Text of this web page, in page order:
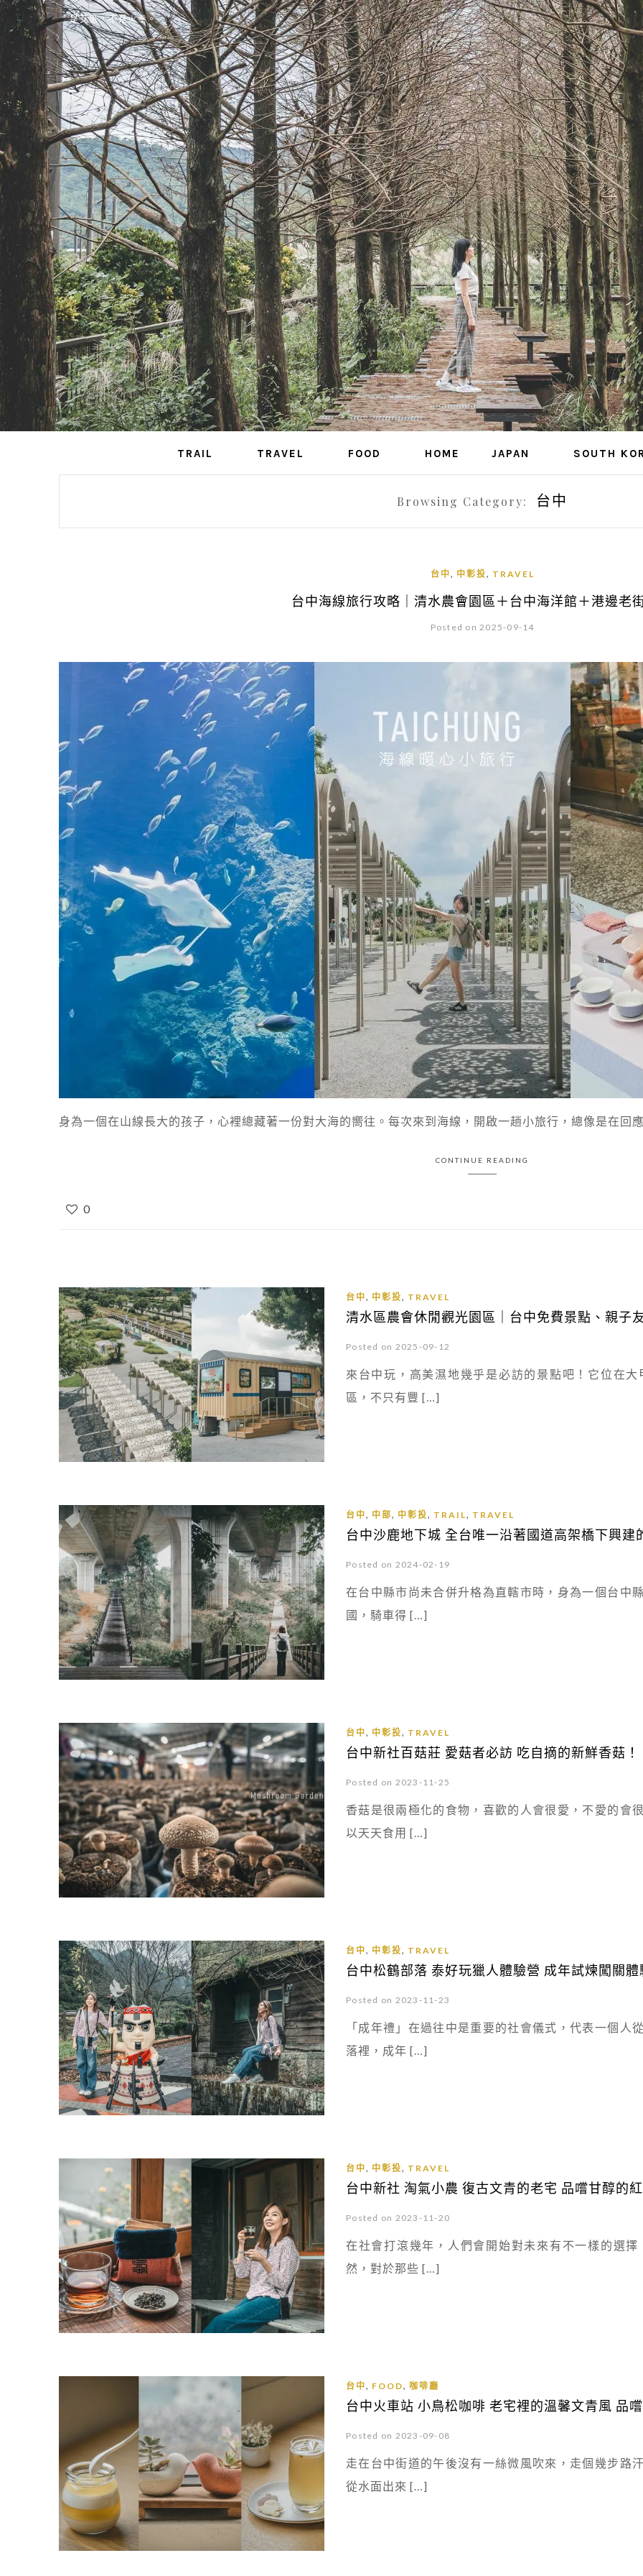
是艾思，不是火拳。
TRAIL TRAVEL FOOD HOME JAPAN SOUTH
Browsing Category: 台中
台中, 中彰投, TRAVEL
台中海線旅行攻略｜清水農會園區＋台中海洋館＋港邊老
Posted on 2025-09-14
身為一個在山線長大的孩子，心裡總藏著一份對大海的嚮往。每次來到海線，開啟一趟小旅行，總像是在回
CONTINUE READING
0
台中, 中彰投, TRAVEL
清水區農會休閒觀光園區｜台中免費景點、親子
Posted on 2025-09-12
來台中玩，高美濕地幾乎是必訪的景點吧！它位在
區，不只有豐 […]
台中, 中部, 中彰投, TRAIL, TRAVEL
台中沙鹿地下城 全台唯一沿著國道高架橋下興建
Posted on 2024-02-19
在台中縣市尚未合併升格為直轄市時，身為一個台中
國，騎車得 […]
台中, 中彰投, TRAVEL
台中新社百菇莊 愛菇者必訪 吃自摘的新鮮香菇！
Posted on 2023-11-25
香菇是很兩極化的食物，喜歡的人會很愛，不愛的會
以天天食用 […]
台中, 中彰投, TRAVEL
台中松鶴部落 泰好玩獵人體驗營 成年試煉闖關
Posted on 2023-11-23
「成年禮」在過往中是重要的社會儀式，代表一個
落裡，成年 […]
台中, 中彰投, TRAVEL
台中新社 淘氣小農 復古文青的老宅 品嚐甘醇的
Posted on 2023-11-20
在社會打滾幾年，人們會開始對未來有不一樣的選
然，對於那些 […]
台中, FOOD, 咖啡廳
台中火車站 小鳥松咖啡 老宅裡的溫馨文青風 品
Posted on 2023-09-08
走在台中街道的午後沒有一絲微風吹來，走個幾步路
從水面出來 […]